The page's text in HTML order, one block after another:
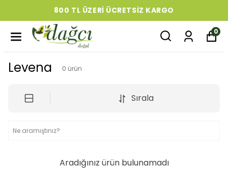
800 TL ÜZERI ÜCRETSIZ KARGO
0
Levena 0 ürün
Sırala
Aradığınız ürün bulunamadı